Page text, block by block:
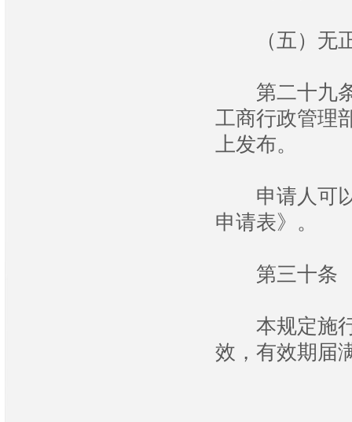
（五）无正
第二十九条
工商行政管理
上发布。
申请人可以
申请表》。
第三十条
本规定施行
效，有效期届